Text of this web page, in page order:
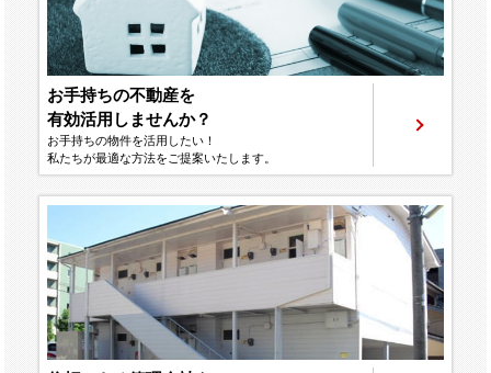
お手持ちの不動産を
有効活用しませんか？
お手持ちの物件を活用したい！
私たちが最適な方法をご提案いたします。